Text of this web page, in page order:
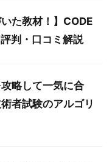
いた教材！】CODE
判・口コミ解説
攻略して一気に合
者試験のアルゴリ